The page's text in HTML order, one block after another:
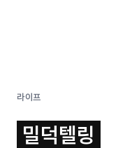
라이프
밀덕텔링